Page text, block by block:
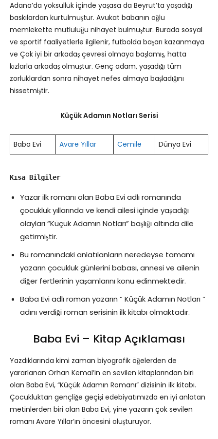
Adana’da yoksulluk içinde yaşasa da Beyrut’ta yaşadığı
baskılardan kurtulmuştur. Avukat babanın oğlu
memlekette mutluluğu nihayet bulmuştur. Burada sosyal
ve sportif faaliyetlerle ilgilenir, futbolda başarı kazanmaya
ve Çok iyi bir arkadaş çevresi olmaya başlamış, hatta
kızlarla arkadaş olmuştur. Genç adam, yaşadığı tüm
zorluklardan sonra nihayet nefes almaya başladığını
hissetmiştir.
Küçük Adamın Notları Serisi
Baba Evi Avare Yıllar Cemile Dünya Evi
Kısa Bilgiler
Yazar ilk romanı olan Baba Evi adlı romanında
çocukluk yıllarında ve kendi ailesi içinde yaşadığı
olayları “Küçük Adamın Notları” başlığı altında dile
getirmiştir.
Bu romanındaki anlatılanların neredeyse tamamı
yazarın çocukluk günlerini babası, annesi ve ailenin
diğer fertlerinin yaşamlarını konu edinmektedir.
Baba Evi adlı roman yazarın “ Küçük Adamın Notları “
adını verdiği roman serisinin ilk kitabı olmaktadır.
Baba Evi – Kitap Açıklaması
Yazdıklarında kimi zaman biyografik öğelerden de
yararlanan Orhan Kemal’in en sevilen kitaplarından biri
olan Baba Evi, “Küçük Adamın Romanı” dizisinin ilk kitabı.
Çocukluktan gençliğe geçişi edebiyatımızda en iyi anlatan
metinlerden biri olan Baba Evi, yine yazarın çok sevilen
romanı Avare Yıllar’ın öncesini oluşturuyor.